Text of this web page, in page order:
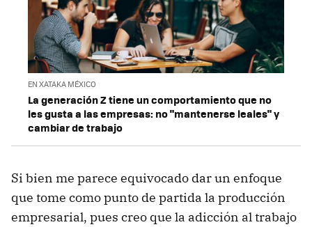
EN XATAKA MÉXICO
La generación Z tiene un comportamiento que no
les gusta a las empresas: no "mantenerse leales" y
cambiar de trabajo
Si bien me parece equivocado dar un enfoque
que tome como punto de partida la producción
empresarial, pues creo que la adicción al trabajo